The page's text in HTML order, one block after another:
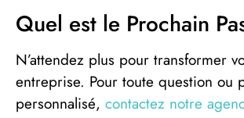
Quel est le Prochain
N’attendez plus pour transformer
entreprise. Pour toute question ou
personnalisé, contactez notre